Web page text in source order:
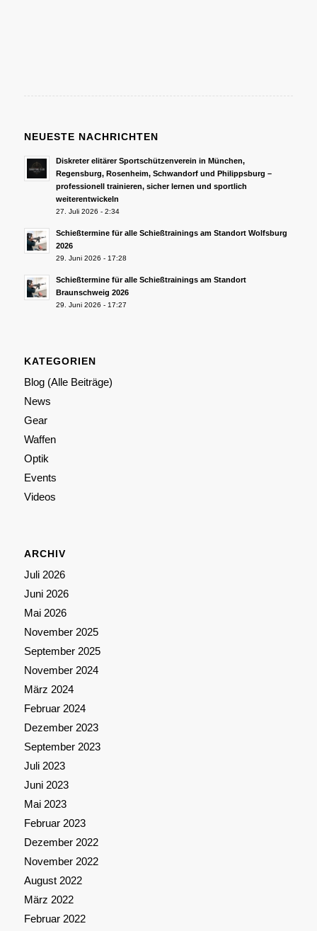
NEUESTE NACHRICHTEN
Diskreter elitärer Sportschützenverein in München,
Regensburg, Rosenheim, Schwandorf und Philippsburg –
professionell trainieren, sicher lernen und sportlich
weiterentwickeln
27. Juli 2026 - 2:34
Schießtermine für alle Schießtrainings am Standort Wolfsburg
2026
29. Juni 2026 - 17:28
Schießtermine für alle Schießtrainings am Standort
Braunschweig 2026
29. Juni 2026 - 17:27
KATEGORIEN
Blog (Alle Beiträge)
News
Gear
Waffen
Optik
Events
Videos
ARCHIV
Juli 2026
Juni 2026
Mai 2026
November 2025
September 2025
November 2024
März 2024
Februar 2024
Dezember 2023
September 2023
Juli 2023
Juni 2023
Mai 2023
Februar 2023
Dezember 2022
November 2022
August 2022
März 2022
Februar 2022